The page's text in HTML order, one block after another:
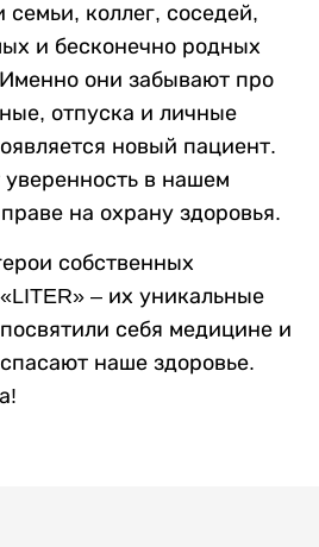
коллег, соседей,
и бесконечно родных
они забывают про
отпуска и личные
новый пациент.
в нашем
на охрану здоровья.
собственных
– их уникальные
себя медицине и
наше здоровье.